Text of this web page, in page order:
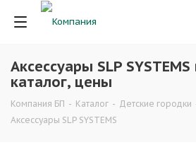
Аксессуары SLP
каталог, цены
Компания БП - Каталог - Детские городки
Аксессуары SLP SYSTEMS